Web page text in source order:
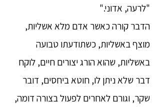
"לרעה, אדוני."
הדבר קורה כאשר אדם מלא אשליות,
מוצף באשליות, כשתודעתו טבועה
באשליות, שהוא הורג יצורים חיים, לוקח
דבר שלא ניתן לו, חוטא ביחסים, דובר
שקר, וגורם לאחרים לפעול בצורה דומה,